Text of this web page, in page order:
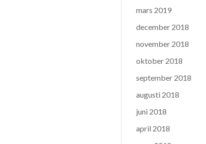
mars 2019
december 2018
november 2018
oktober 2018
september 2018
augusti 2018
juni 2018
april 2018